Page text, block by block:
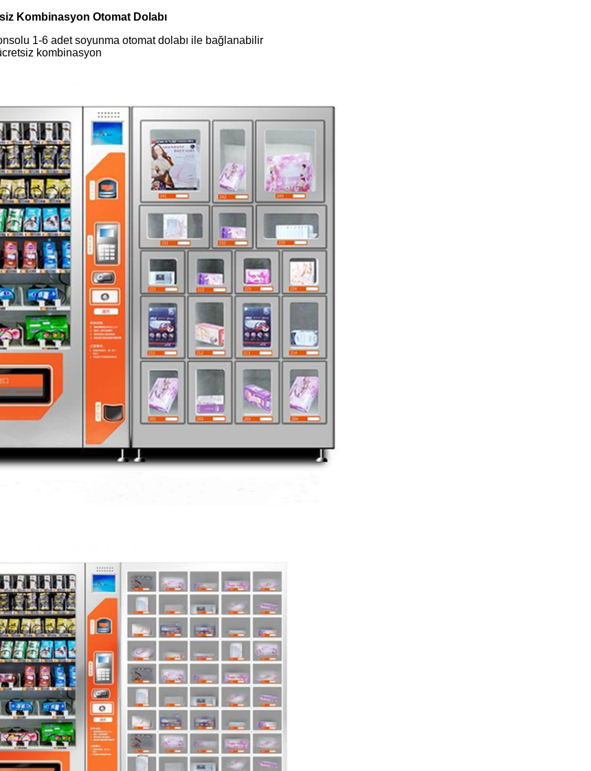
Kombinasyon Otomat Dolabı
1-6 adet soyunma otomat dolabı ile bağlanabilir
kombinasyon